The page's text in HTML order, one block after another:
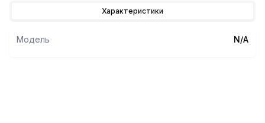
Характеристики
Модель N/A